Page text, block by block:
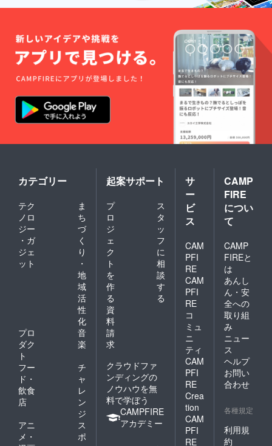
カテゴリー
テク
ノロ
ジー
・ガ
ジェ
ット
ま
ち
づ
く
り
・
地
域
活
性
化
プロ
ダク
ト
音
楽
フー
ド・
飲食
店
チ
ャ
レ
ン
ジ
アニ
メ・
ス
ポ
起案サポート
プ
ロ
ジ
ェ
ク
ト
を
作
る
ス
タ
ッ
フ
に
相
談
す
る
資
料
請
求
クラウドファ
ンディングの
ノウハウを無
料で学ぼう
CAMPFIRE
アカデミー
サ
ー
ビ
ス
CAM
PFI
RE
CAM
PFI
RE
コ
ミュ
ニ
ティ
CAM
PFI
RE
Crea
tion
CAM
PFI
RE
CAMP
FIRE
につい
て
CAMP
FIREと
は
あんし
ん・安
全への
取り組
み
ニュー
ス
ヘルプ
お問い
合わせ
各種規定
利用規
約